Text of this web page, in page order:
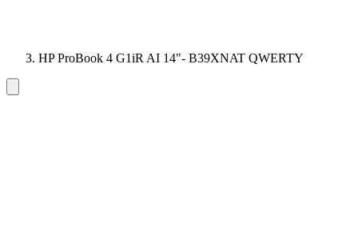
HP ProBook 4 G1iR AI 14"- B39XNAT QWERTY